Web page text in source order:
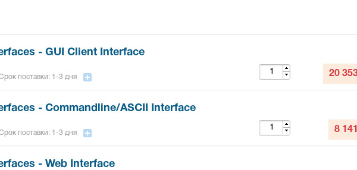
- GUI Client Interface
поставки: 1-3 дня 20
- Commandline/ASCII Interface
поставки: 1-3 дня 8 141
- Web Interface